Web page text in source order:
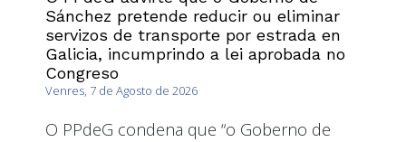
Sánchez pretende reducir ou eliminar
servizos de transporte por estrada en
Galicia, incumprindo a lei aprobada no
Congreso
Venres, 7 de Agosto de 2026
O PPdeG condena que “o Goberno de